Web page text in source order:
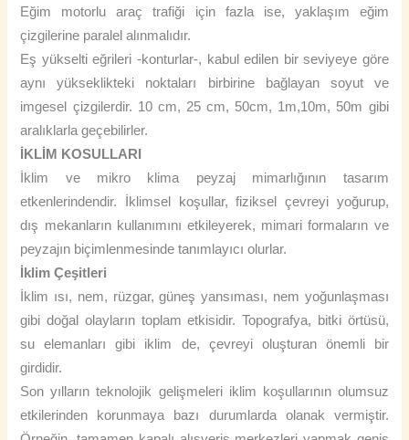
Eğim motorlu araç trafiği için fazla ise, yaklaşım eğim
çizgilerine paralel alınmalıdır.
Eş yükselti eğrileri -konturlar-, kabul edilen bir seviyeye göre
aynı yükseklikteki noktaları birbirine bağlayan soyut ve
imgesel çizgilerdir. 10 cm, 25 cm, 50cm, 1m,10m, 50m gibi
aralıklarla geçebilirler.
İKLİM KOSULLARI
İklim ve mikro klima peyzaj mimarlığının tasarım
etkenlerindendir. İklimsel koşullar, fiziksel çevreyi yoğurup,
dış mekanların kullanımını etkileyerek, mimari formaların ve
peyzajın biçimlenmesinde tanımlayıcı olurlar.
İklim Çeşitleri
İklim ısı, nem, rüzgar, güneş yansıması, nem yoğunlaşması
gibi doğal olayların toplam etkisidir. Topografya, bitki örtüsü,
su elemanları gibi iklim de, çevreyi oluşturan önemli bir
girdidir.
Son yılların teknolojik gelişmeleri iklim koşullarının olumsuz
etkilerinden korunmaya bazı durumlarda olanak vermiştir.